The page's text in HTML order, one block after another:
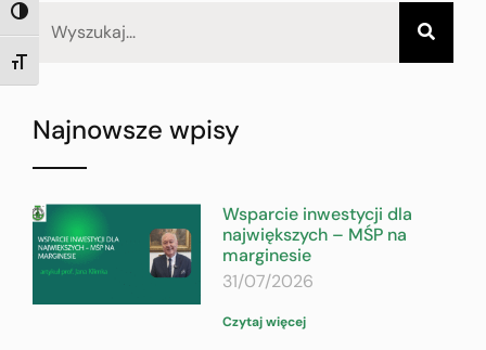
TOGGLE HIGH CONTRAST
TOGGLE FONT SIZE
Najnowsze wpisy
Wsparcie inwestycji dla
największych – MŚP na
marginesie
31/07/2026
Czytaj więcej